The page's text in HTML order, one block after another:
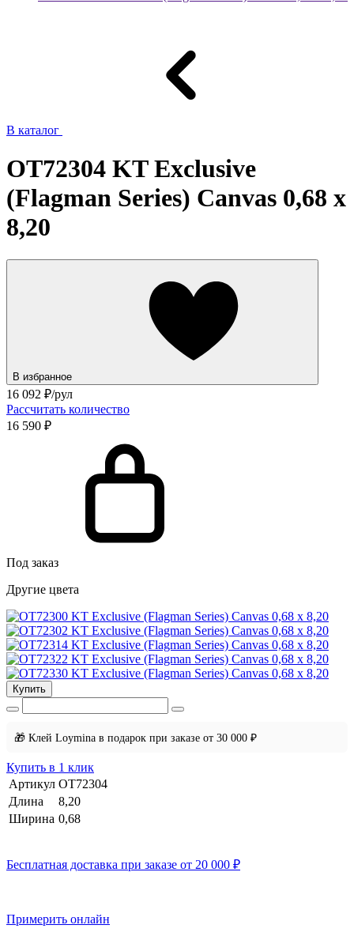
В каталог
OT72304 KT Exclusive
(Flagman Series) Canvas 0,68 x
8,20
В избранное
16 092 ₽/рул
Рассчитать количество
16 590 ₽
Под заказ
Другие цвета
Купить
🎁 Клей Loymina в подарок при заказе от 30 000 ₽
Купить в 1 клик
Артикул OT72304
Длина
8,20
Ширина 0,68
Бесплатная доставка при заказе от 20 000 ₽
Примерить онлайн